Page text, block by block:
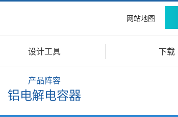
网站地图
设计工具 下载
产品阵容
铝电解电容器